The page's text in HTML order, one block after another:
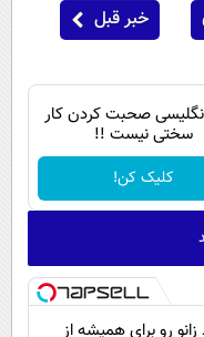
خبر قبل
صحبت کردن کار
سختی نیست !!
کلیک کن!
زانو رو برای همیشه از